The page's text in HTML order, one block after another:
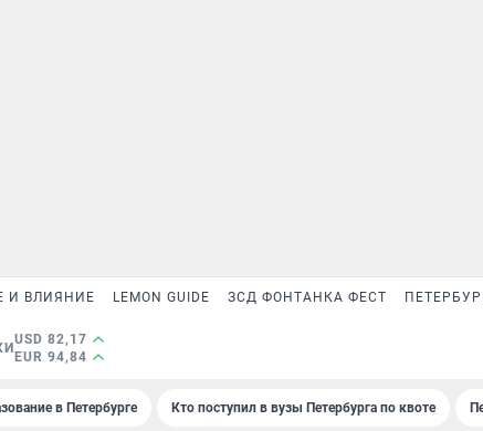
И ВЛИЯНИЕ LEMON GUIDE ЗСД ФОНТАНКА ФЕСТ
USD 82,17
EUR 94,84
в Петербурге Кто поступил в вузы Петербурга по квоте